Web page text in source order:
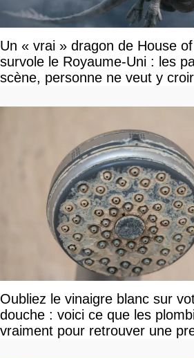
Un « vrai » dragon de House
survole le Royaume-Uni : les
scène, personne ne veut y
Oubliez le vinaigre blanc sur
douche : voici ce que les
vraiment pour retrouver une